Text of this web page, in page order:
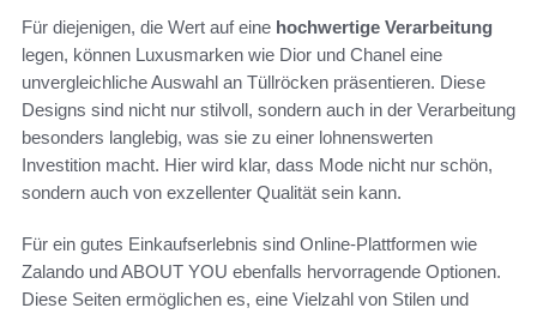
Für diejenigen, die Wert auf eine hochwertige Verarbeitung
legen, können Luxusmarken wie Dior und Chanel eine
unvergleichliche Auswahl an Tüllröcken präsentieren. Diese
Designs sind nicht nur stilvoll, sondern auch in der Verarbeitung
besonders langlebig, was sie zu einer lohnenswerten
Investition macht. Hier wird klar, dass Mode nicht nur schön,
sondern auch von exzellenter Qualität sein kann.
Für ein gutes Einkaufserlebnis sind Online-Plattformen wie
Zalando und ABOUT YOU ebenfalls hervorragende Optionen.
Diese Seiten ermöglichen es, eine Vielzahl von Stilen und